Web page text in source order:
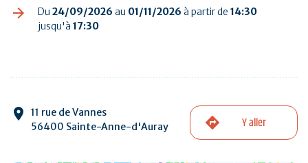
Du 24/09/2026 au 01/11/2026 à partir de 14:30
jusqu'à 17:30
11 rue de Vannes
56400 Sainte-Anne-d'Auray
Y aller